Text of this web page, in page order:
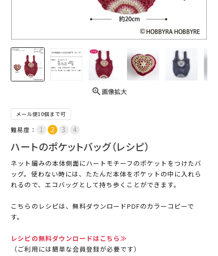
画像拡大
メール便10個まで可
難易度：
ハートのポケットバッグ（レシピ）
ネット編みの本体側面にハートモチーフのポケットをつけたバ
ッグ。使わない時には、たたんだ本体をポケットの中に入れら
れるので、エコバッグとして持ち歩くことができます。
こちらのレシピは、無料ダウンロードPDFのカラーコピーで
す。
レシピの無料ダウンロードはこちら≫
（ご利用には簡単な会員登録が必要です）